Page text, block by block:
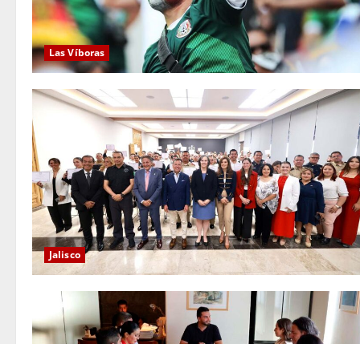
Las Víboras
Jalisco